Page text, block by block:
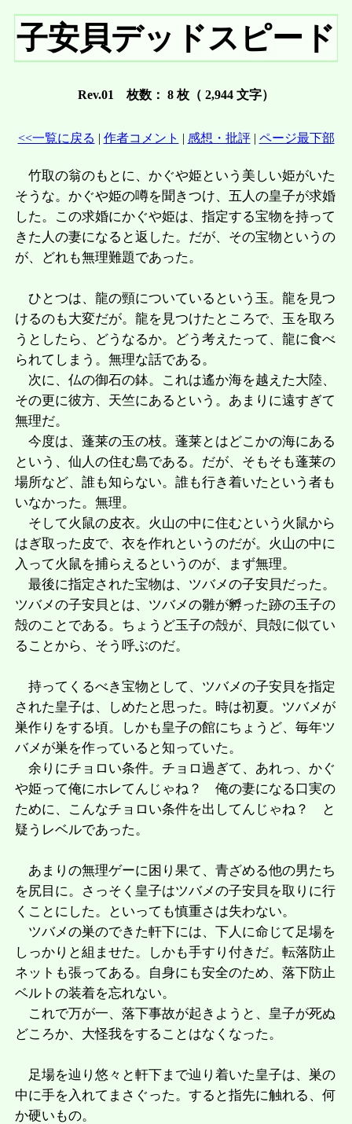
子安貝デッドスピード
Rev.01 枚数： 8 枚（ 2,944 文字）
<<一覧に戻る | 作者コメント | 感想・批評| ページ最下部
竹取の翁のもとに、かぐや姫という美しい姫がいた
そうな。かぐや姫の噂を聞きつけ、五人の皇子が求婚
した。この求婚にかぐや姫は、指定する宝物を持って
きた人の妻になると返した。だが、その宝物というの
が、どれも無理難題であった。
ひとつは、龍の頸についているという玉。龍を見つ
けるのも大変だが。龍を見つけたところで、玉を取ろ
うとしたら、どうなるか。どう考えたって、龍に食べ
られてしまう。無理な話である。
次に、仏の御石の鉢。これは遙か海を越えた大陸、
その更に彼方、天竺にあるという。あまりに遠すぎて
無理だ。
今度は、蓬莱の玉の枝。蓬莱とはどこかの海にある
という、仙人の住む島である。だが、そもそも蓬莱の
場所など、誰も知らない。誰も行き着いたという者も
いなかった。無理。
そして火鼠の皮衣。火山の中に住むという火鼠から
はぎ取った皮で、衣を作れというのだが。火山の中に
入って火鼠を捕らえるというのが、まず無理。
最後に指定された宝物は、ツバメの子安貝だった。
ツバメの子安貝とは、ツバメの雛が孵った跡の玉子の
殻のことである。ちょうど玉子の殻が、貝殻に似てい
ることから、そう呼ぶのだ。
持ってくるべき宝物として、ツバメの子安貝を指定
された皇子は、しめたと思った。時は初夏。ツバメが
巣作りをする頃。しかも皇子の館にちょうど、毎年ツ
バメが巣を作っていると知っていた。
余りにチョロい条件。チョロ過ぎて、あれっ、かぐ
や姫って俺にホレてんじゃね？ 俺の妻になる口実の
ために、こんなチョロい条件を出してんじゃね？ と
疑うレベルであった。
あまりの無理ゲーに困り果て、青ざめる他の男たち
を尻目に。さっそく皇子はツバメの子安貝を取りに行
くことにした。といっても慎重さは失わない。
ツバメの巣のできた軒下には、下人に命じて足場を
しっかりと組ませた。しかも手すり付きだ。転落防止
ネットも張ってある。自身にも安全のため、落下防止
ベルトの装着を忘れない。
これで万が一、落下事故が起きようと、皇子が死ぬ
どころか、大怪我をすることはなくなった。
足場を辿り悠々と軒下まで辿り着いた皇子は、巣の
中に手を入れてまさぐった。すると指先に触れる、何
か硬いもの。